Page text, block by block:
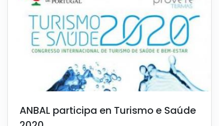
ANBAL participa en Turismo e Saúde